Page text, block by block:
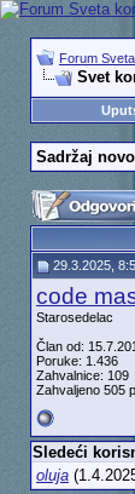
Forum
Svet
Sadržaj
29.3.2025,
code
Starosedelac
Član od:
Poruke: 1.436
Zahvalnice: 109
Zahvaljeno 505
Sledeći
oluja